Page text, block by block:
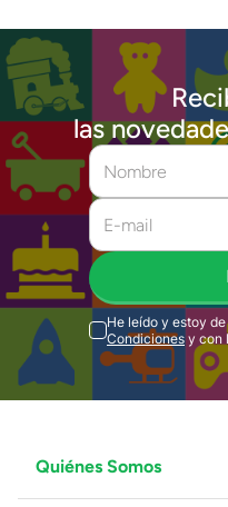
las
He leído y estoy
Condiciones y con
Quiénes Somos